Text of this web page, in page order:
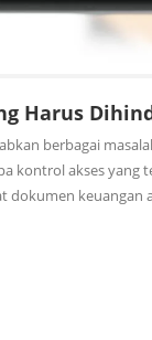
Harus
berbagai
kontrol akses yang
dokumen